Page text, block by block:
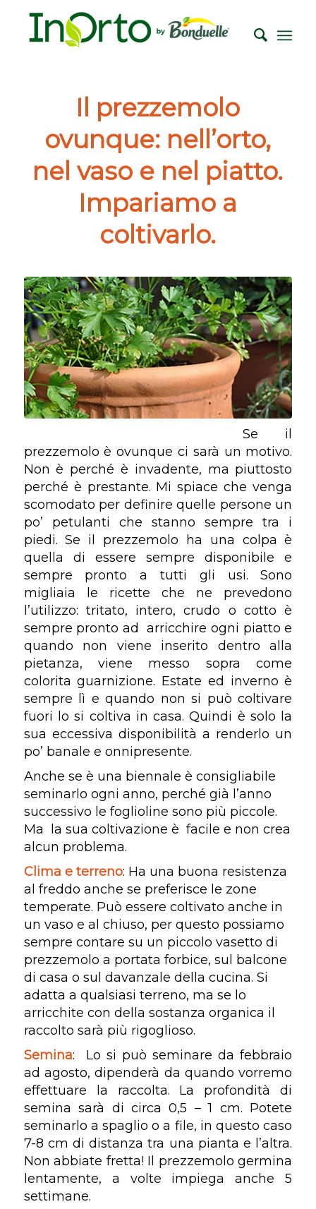
Il prezzemolo
ovunque: nell’orto,
nel vaso e nel piatto.
Impariamo a
coltivarlo.
Se il
prezzemolo è ovunque ci sarà un motivo.
Non è perché è invadente, ma piuttosto
perché è prestante. Mi spiace che venga
scomodato per definire quelle persone un
po’ petulanti che stanno sempre tra i
piedi. Se il prezzemolo ha una colpa è
quella di essere sempre disponibile e
sempre pronto a tutti gli usi. Sono
migliaia le ricette che ne prevedono
l’utilizzo: tritato, intero, crudo o cotto è
sempre pronto ad arricchire ogni piatto e
quando non viene inserito dentro alla
pietanza, viene messo sopra come
colorita guarnizione. Estate ed inverno è
sempre lì e quando non si può coltivare
fuori lo si coltiva in casa. Quindi è solo la
sua eccessiva disponibilità a renderlo un
po’ banale e onnipresente.
Anche se è una biennale è consigliabile
seminarlo ogni anno, perché già l’anno
successivo le foglioline sono più piccole.
Ma la sua coltivazione è facile e non crea
alcun problema.
Clima e terreno: Ha una buona resistenza
al freddo anche se preferisce le zone
temperate. Può essere coltivato anche in
un vaso e al chiuso, per questo possiamo
sempre contare su un piccolo vasetto di
prezzemolo a portata forbice, sul balcone
di casa o sul davanzale della cucina. Si
adatta a qualsiasi terreno, ma se lo
arricchite con della sostanza organica il
raccolto sarà più rigoglioso.
Semina: Lo si può seminare da febbraio
ad agosto, dipenderà da quando vorremo
effettuare la raccolta. La profondità di
semina sarà di circa 0,5 – 1 cm. Potete
seminarlo a spaglio o a file, in questo caso
7-8 cm di distanza tra una pianta e l’altra.
Non abbiate fretta! Il prezzemolo germina
lentamente, a volte impiega anche 5
settimane.